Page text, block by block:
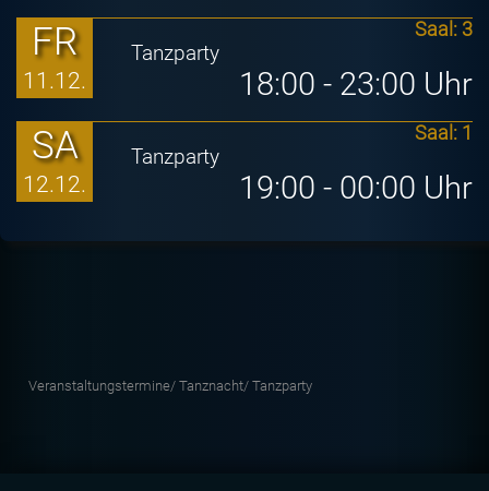
FR
11.12.
Saal: 3
Tanzparty
18:00 - 23:00 Uhr
SA
12.12.
Saal: 1
Tanzparty
19:00 - 00:00 Uhr
Veranstaltungstermine/ Tanznacht/ Tanzparty